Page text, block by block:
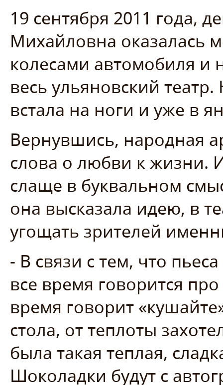
19 сентября 2011 года,
Михайловна оказалась
колесами автомобиля и
весь ульяновский
встала на ноги и уже в
Вернувшись, народная
слова о любви к жизни.
слаще в буквальном
она высказала идею, в
угощать зрителей
- В связи с тем, что
все время говорится
время говорит
стола, от теплоты
была такая теплая,
Шоколадки будут с